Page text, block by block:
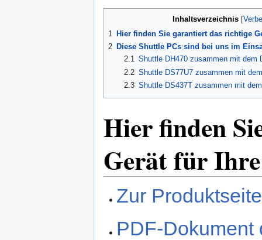
Inhaltsverzeichnis
1
Hier finden Sie garantiert das richtige
2 Diese Shuttle PCs sind bei uns im
2.1 Shuttle DH470 zusammen mit dem
2.2 Shuttle DS77U7 zusammen mit
2.3 Shuttle DS437T zusammen mit
Hier finden
Gerät für
Zur
PDF-Dokument